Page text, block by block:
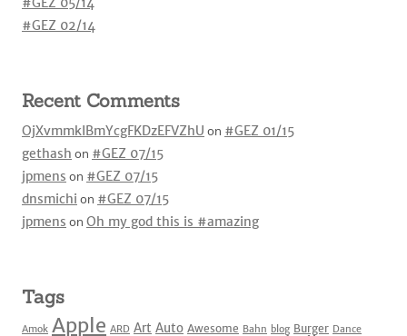
#GEZ 02/14
Recent Comments
OjXvmmkIBmYcgFKDzEFVZhU on #GEZ 01/15
gethash on #GEZ 07/15
jpmens on #GEZ 07/15
dnsmichi on #GEZ 07/15
jpmens on Oh my god this is #amazing
Tags
Amok Apple ARD Art Auto Awesome Bahn blog Burger Dance